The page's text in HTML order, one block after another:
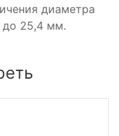
диаметра
до 25,4 мм.